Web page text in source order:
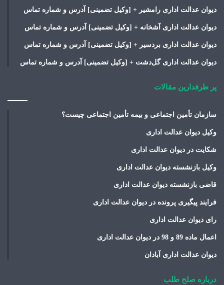
دیوان عدالت اداری رامشیر + [وکیل تضمینی] آدرس و شماره تماس
دیوان عدالت اداری آشخانه + [وکیل تضمینی] آدرس و شماره تماس
دیوان عدالت اداری بردسیر + [وکیل تضمینی] آدرس و شماره تماس
دیوان عدالت اداری گل‌دشت + [وکیل تضمینی] آدرس و شماره تماس
پر طرفدارین مقالات
سازمان تأمین اجتماعی و بیمه تأمین اجتماعی چیست؟
وکیل دیوان عدالت اداری
شکایت در دیوان عدالت اداری
وکیل بازنشسته دیوان عدالت اداری
قاضی بازنشسته دیوان عدالت اداری
فرایند پیگیری پرونده در دیوان عدالت اداری
رای دیوان عدالت اداری
اعمال ماده 89 و 98 در دیوان عدالت اداری
دیوان عدالت اداری آبادان
درباره صلح طلب